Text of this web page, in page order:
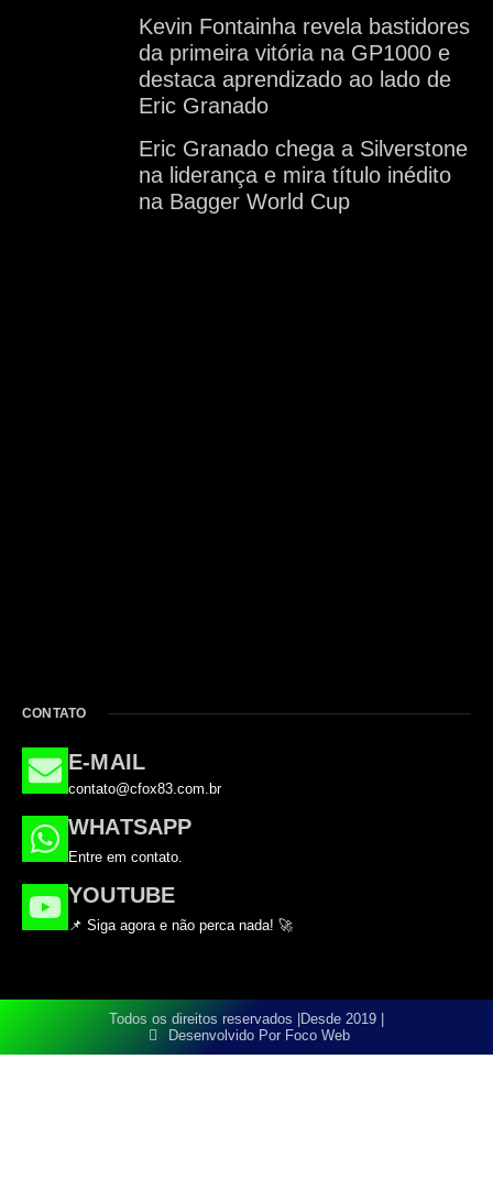
Kevin Fontainha revela bastidores
da primeira vitória na GP1000 e
destaca aprendizado ao lado de
Eric Granado
Eric Granado chega a Silverstone
na liderança e mira título inédito
na Bagger World Cup
CONTATO
E-MAIL
contato@cfox83.com.br
WHATSAPP
Entre em contato.
YOUTUBE
📌 Siga agora e não perca nada! 🚀
Todos os direitos reservados |
Desde 2019 |
Desenvolvido Por Foco Web